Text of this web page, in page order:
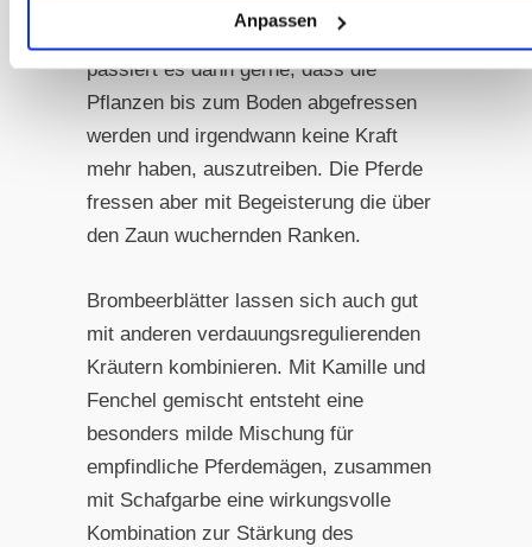
Anpassen
Verletzungsgefahr führt. Außerdem
passiert es dann gerne, dass die
Pflanzen bis zum Boden abgefressen
werden und irgendwann keine Kraft
mehr haben, auszutreiben. Die Pferde
fressen aber mit Begeisterung die über
den Zaun wuchernden Ranken.
Brombeerblätter lassen sich auch gut
mit anderen verdauungsregulierenden
Kräutern kombinieren. Mit Kamille und
Fenchel gemischt entsteht eine
besonders milde Mischung für
empfindliche Pferdemägen, zusammen
mit Schafgarbe eine wirkungsvolle
Kombination zur Stärkung des